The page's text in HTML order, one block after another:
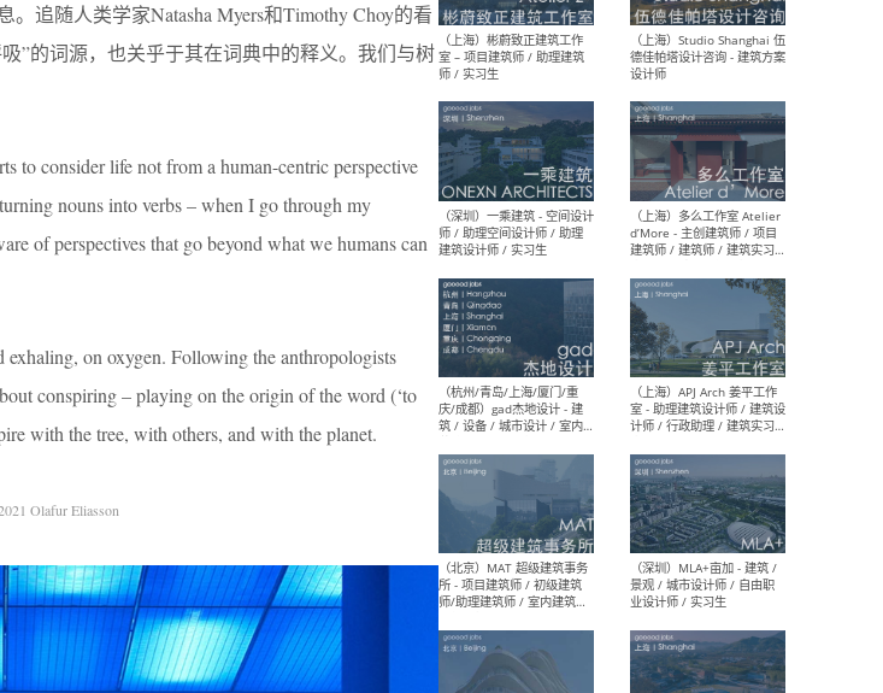
追随人类学家Natasha Myers和Timothy Choy的看
”的词源，也关乎于其在词典中的释义。我们与树
to consider life not from a human-centric perspective
nouns into verbs – when I go through my
of perspectives that go beyond what we humans can
on oxygen. Following the anthropologists
conspiring – playing on the origin of the word (‘to
with the tree, with others, and with the planet.
Olafur Eliasson
最新工作
按地区查看 ：全部|北方|长江
（上海）彬蔚致正建筑工作
室 – 项目建筑师 / 助理建筑
师 / 实习生
（深圳）一乘建筑 - 空间设计
师 / 助理空间设计师 / 助理
建筑设计师 / 实习生